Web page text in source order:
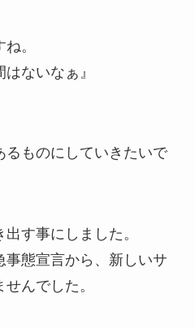
。
ないなぁ』
るものにしていきたいで
す事にしました。
事態宣言から、新しいサ
んでした。